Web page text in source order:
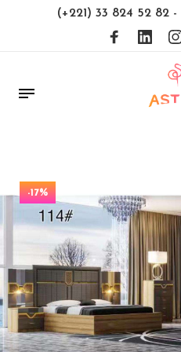
(+221) 33 824 52 82 -
-17%